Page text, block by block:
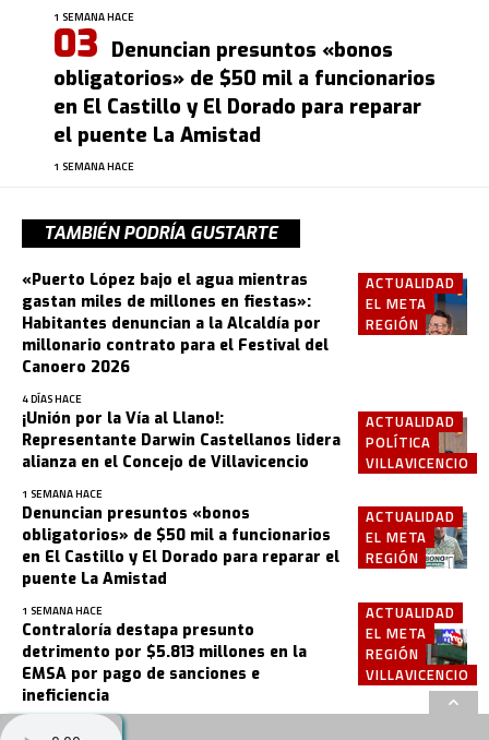
1 SEMANA HACE
Denuncian presuntos «bonos
obligatorios» de $50 mil a funcionarios
en El Castillo y El Dorado para reparar
el puente La Amistad
1 SEMANA HACE
TAMBIÉN PODRÍA GUSTARTE
ACTUALIDAD
EL META
REGIÓN
«Puerto López bajo el agua mientras
gastan miles de millones en fiestas»:
Habitantes denuncian a la Alcaldía por
millonario contrato para el Festival del
Canoero 2026
4 DÍAS HACE
ACTUALIDAD
POLÍTICA
VILLAVICENCIO
¡Unión por la Vía al Llano!:
Representante Darwin Castellanos lidera
alianza en el Concejo de Villavicencio
1 SEMANA HACE
ACTUALIDAD
EL META
REGIÓN
Denuncian presuntos «bonos
obligatorios» de $50 mil a funcionarios
en El Castillo y El Dorado para reparar el
puente La Amistad
1 SEMANA HACE
ACTUALIDAD
EL META
REGIÓN
VILLAVICENCIO
Contraloría destapa presunto
detrimento por $5.813 millones en la
EMSA por pago de sanciones e
ineficiencia